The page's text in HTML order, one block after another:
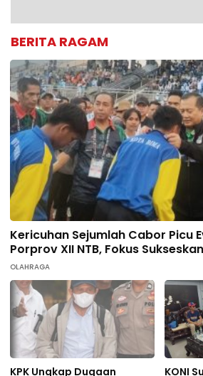
BERITA RAGAM
Kericuhan Sejumlah Cabor Picu
Porprov XII NTB, Fokus
OLAHRAGA
KPK Ungkap Dugaan
KONI